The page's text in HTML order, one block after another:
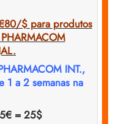
$ para produtos
INT.,
1 a 2 semanas na
= 25$